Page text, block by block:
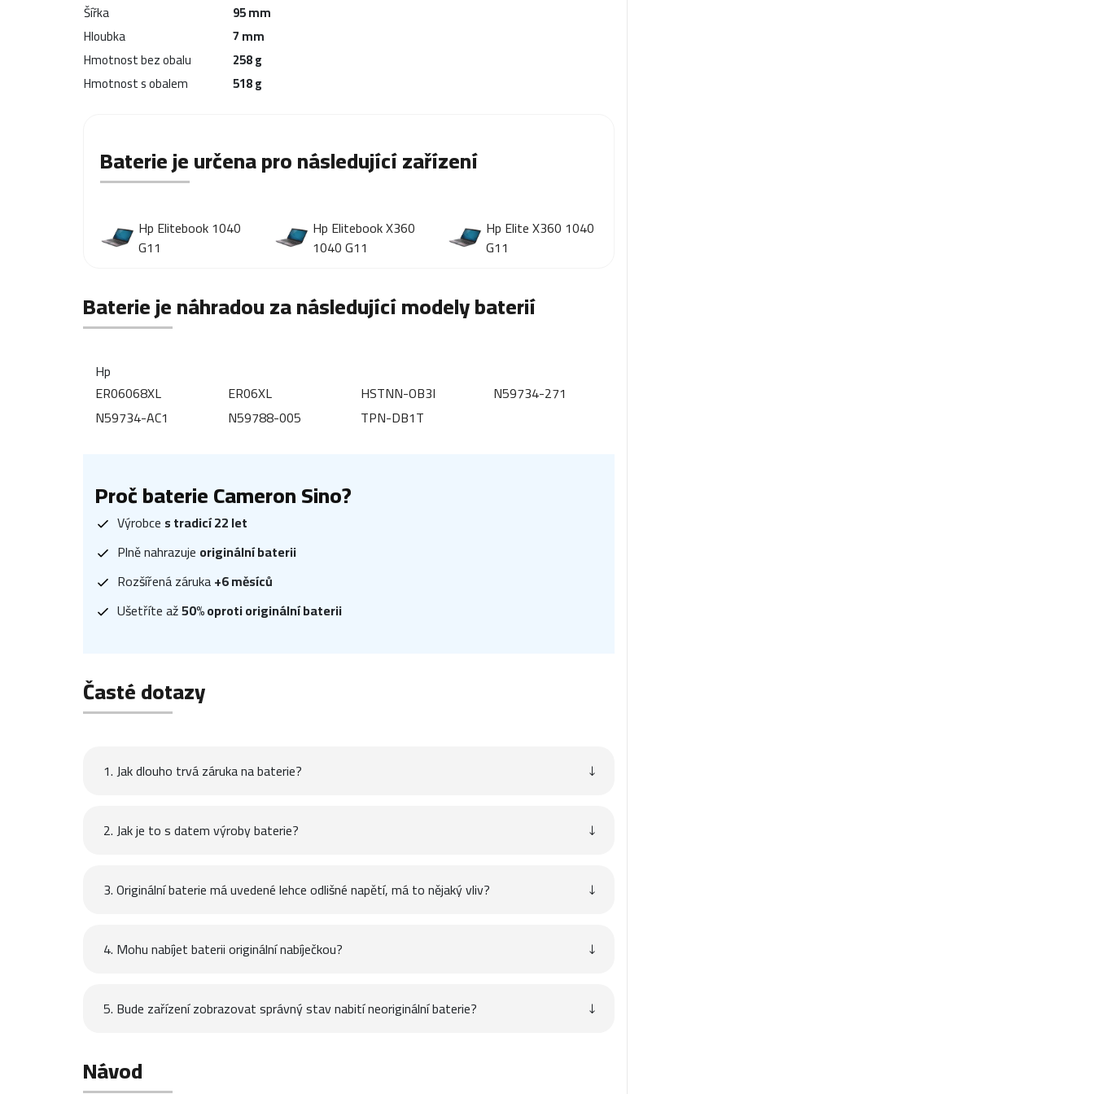
Šířka
95 mm
Hloubka
7 mm
Hmotnost bez obalu
258 g
Hmotnost s obalem
518 g
Baterie je určena pro následující zařízení
Hp Elitebook 1040
G11
Hp Elitebook X360
1040 G11
Hp Elite X360 1040
G11
Baterie je náhradou za následující modely baterií
Hp
ER06068XL
ER06XL HSTNN-OB3I
N59734-271
N59734-AC1
N59788-005 TPN-DB1T
Proč baterie Cameron Sino?
Výrobce s tradicí 22 let
Plně nahrazuje originální baterii
Rozšířená záruka+6 měsíců
Ušetříte až50% oproti originální baterii
Časté dotazy
1. Jak dlouho trvá záruka na baterie?
2. Jak je to s datem výroby baterie?
3. Originální baterie má uvedené lehce odlišné napětí, má to nějaký vliv?
4. Mohu nabíjet baterii originální nabíječkou?
5. Bude zařízení zobrazovat správný stav nabití neoriginální baterie?
Návod